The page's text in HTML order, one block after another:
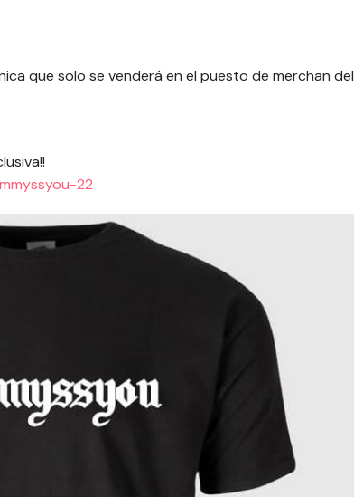
que solo se venderá en el puesto de merchan del
22